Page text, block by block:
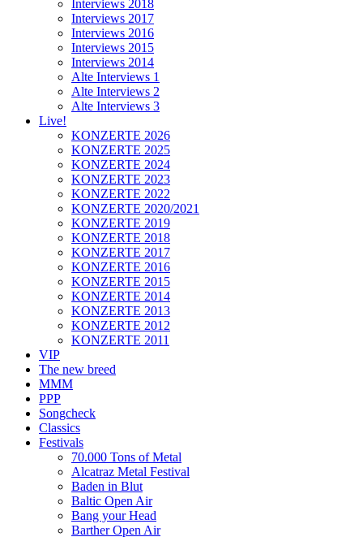
Interviews 2018
Interviews 2017
Interviews 2016
Interviews 2015
Interviews 2014
Alte Interviews 1
Alte Interviews 2
Alte Interviews 3
Live!
KONZERTE 2026
KONZERTE 2025
KONZERTE 2024
KONZERTE 2023
KONZERTE 2022
KONZERTE 2020/2021
KONZERTE 2019
KONZERTE 2018
KONZERTE 2017
KONZERTE 2016
KONZERTE 2015
KONZERTE 2014
KONZERTE 2013
KONZERTE 2012
KONZERTE 2011
VIP
The new breed
MMM
PPP
Songcheck
Classics
Festivals
70.000 Tons of Metal
Alcatraz Metal Festival
Baden in Blut
Baltic Open Air
Bang your Head
Barther Open Air